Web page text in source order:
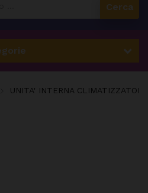
Cerca
UNITA' INTERNA